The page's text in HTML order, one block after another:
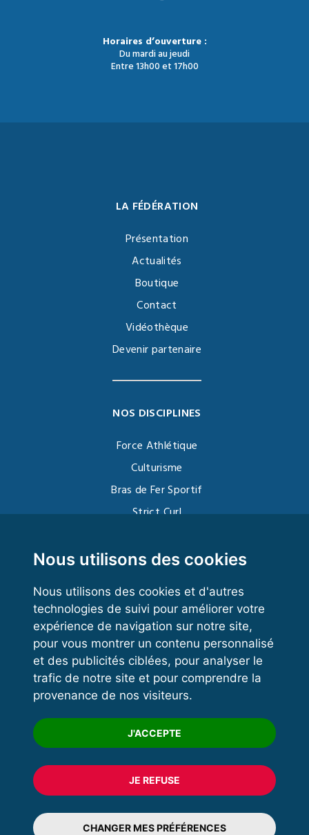
Nous utilisons des cookies
Nous utilisons des cookies et d'autres
technologies de suivi pour améliorer votre
expérience de navigation sur notre site,
pour vous montrer un contenu personnalisé
et des publicités ciblées, pour analyser le
trafic de notre site et pour comprendre la
provenance de nos visiteurs.
J'ACCEPTE
JE REFUSE
CHANGER MES PRÉFÉRENCES
Horaires d’ouverture :
Du mardi au jeudi
Entre 13h00 et 17h00
LA FÉDÉRATION
Présentation
Actualités
Boutique
Contact
Vidéothèque
Devenir partenaire
NOS DISCIPLINES
Force Athlétique
Culturisme
Bras de Fer Sportif
Strict Curl
Kettlebell
VOS ESPACES
Espace dirigeant
Espace licencié
Trouver un club
Formation
© 2020 FFFORCE Tous droits réservés
Mentions légales